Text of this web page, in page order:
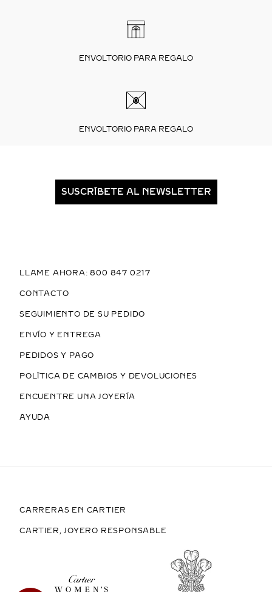
ENVOLTORIO PARA REGALO
ENVOLTORIO PARA REGALO
SUSCRÍBETE AL NEWSLETTER
LLAME AHORA: 800 847 0217
CONTACTO
SEGUIMIENTO DE SU PEDIDO
ENVÍO Y ENTREGA
PEDIDOS Y PAGO
POLÍTICA DE CAMBIOS Y DEVOLUCIONES
ENCUENTRE UNA JOYERÍA
AYUDA
CARRERAS EN CARTIER
CARTIER, JOYERO RESPONSABLE